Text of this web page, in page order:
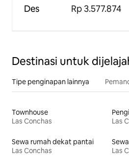
Des Rp 3.577.874
Destinasi untuk
Tipe penginapan lainnya
Townhouse
Las Conchas
Las
Sewa rumah dekat pantai
Las Conchas
Las